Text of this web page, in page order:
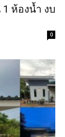
ห้องน้ำ งบ
0